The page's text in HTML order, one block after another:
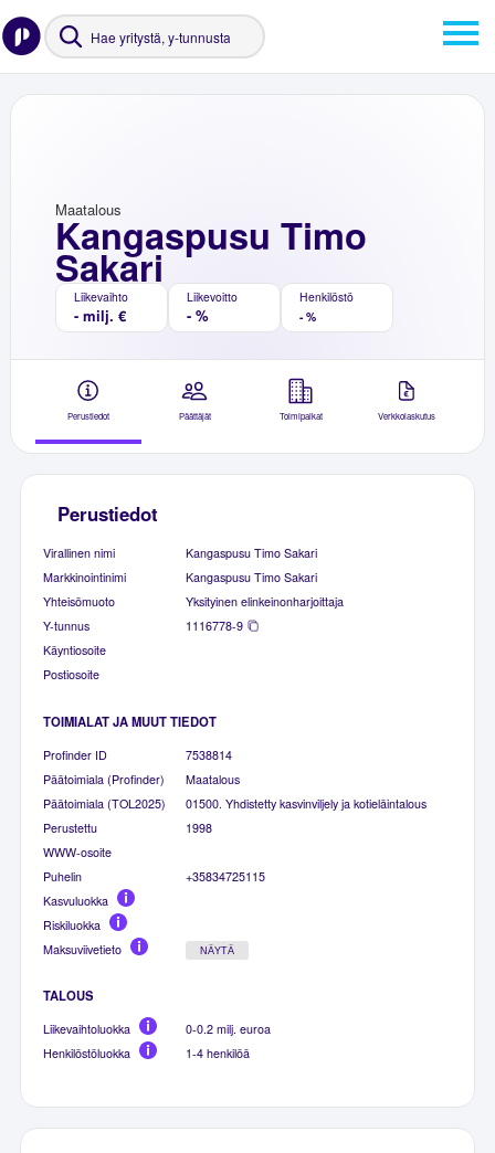
Kangaspusu Timo
Sakari
Maatalous
Liikevaihto
- milj. €
Liikevoitto
- %
Henkilöstö
- %
Perustiedot Päättäjät Toimipaikat Verkkolaskutus
Perustiedot
Virallinen nimi
Kangaspusu Timo Sakari
Markkinointinimi
Kangaspusu Timo Sakari
Yhteisömuoto
Yksityinen elinkeinonharjoittaja
Y-tunnus
1116778-9
Käyntiosoite
Postiosoite
TOIMIALAT JA MUUT TIEDOT
Profinder ID
7538814
Päätoimiala (Profinder)
Maatalous
Päätoimiala (TOL2025)
01500. Yhdistetty kasvinviljely ja kotieläintalous
Perustettu
1998
WWW-osoite
Puhelin
+35834725115
Kasvuluokka
Riskiluokka
Maksuviivetieto
NÄYTÄ
TALOUS
Liikevaihtoluokka
0-0.2 milj. euroa
Henkilöstöluokka
1-4 henkilöä